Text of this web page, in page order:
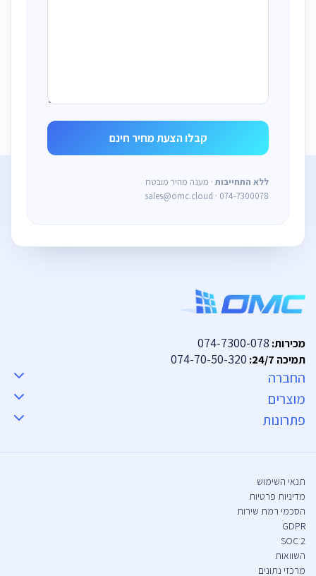
ללא התחייבות · מענה מהיר מובטח
sales@omc.cloud · 074-7300078
מכירות: 074-7300-078
תמיכה 24/7: 074-70-50-320
החברה
מוצרים
פתרונות
תנאי השימוש
מדיניות פרטיות
הסכמי רמת שירות
GDPR
SOC 2
השוואות
מרכזי נתונים